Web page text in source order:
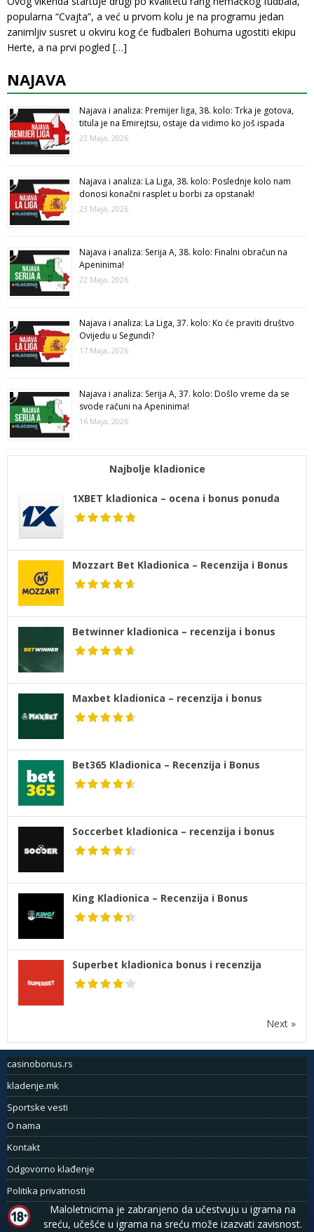
popularna “Cvajta”, a već u prvom kolu je na programu jedan
zanimljiv susret u okviru kog će fudbaleri Bohuma ugostiti ekipu
Herte, a na prvi pogled […]
NAJAVA
Najava i analiza: Premijer liga, 38. kolo: Trka je gotova,
titula je na Emirejtsu, ostaje da vidimo ko još ispada
23 Maja, 2026
Najava i analiza: La Liga, 38. kolo: Poslednje kolo nam
donosi konačni rasplet u borbi za opstanak!
23 Maja, 2026
Najava i analiza: Serija A, 38. kolo: Finalni obračun na
Apeninima!
22 Maja, 2026
Najava i analiza: La Liga, 37. kolo: Ko će praviti društvo
Ovijedu u Segundi?
17 Maja, 2026
Najava i analiza: Serija A, 37. kolo: Došlo vreme da se
svode računi na Apeninima!
16 Maja, 2026
Najbolje kladionice
1XBET kladionica – ocena i bonus ponuda
Mozzart Bet Kladionica – Recenzija i Bonus
Betwinner kladionica – recenzija i bonus
Maxbet kladionica – recenzija i bonus
Bet365 Kladionica – Recenzija i Bonus
Soccerbet kladionica – recenzija i bonus
King Kladionica – Recenzija i Bonus
Superbet kladionica bonus i recenzija
Next »
casinobonus.rs
kladenje.mk
Sportske vesti
O nama
Kontakt
Odgovorno klađenje
Politika privatnosti
Maloletnicima je zabranjeno da učestvuju u igrama na
sreću, učešće u igrama na sreću može izazvati zavisnost.